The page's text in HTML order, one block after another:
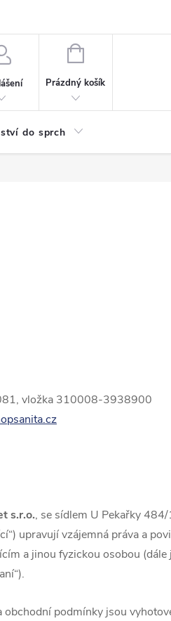
NÁKUPNÍ
Prázdný košík
do sprch
, vložka 310008-3938900
s.r.o., se sídlem U Pekařky
upravujívzájemná práva a
a jinou fyzickou osobou (dále
podmínky jsou